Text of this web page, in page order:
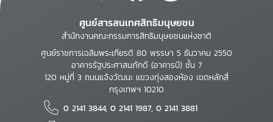
ศูนย์สารสนเทศสิทธิมนุษยชน
สำนักงานคณะกรรมการสิทธิมนุษยชนแห่งชาติ
ศูนย์ราชการเฉลิมพระเกียรติ 80 พรรษา 5 ธันวาคม 2550
อาคารรัฐประศาสนภักดี (อาคารบี) ชั้น 7
120 หมู่ที่ 3 ถนนแจ้งวัฒนะ แขวงทุ่งสองห้อง เขตหลักสี่
กรุงเทพฯ 10210
0 2141 3844, 0 2141 1987, 0 2141 3881